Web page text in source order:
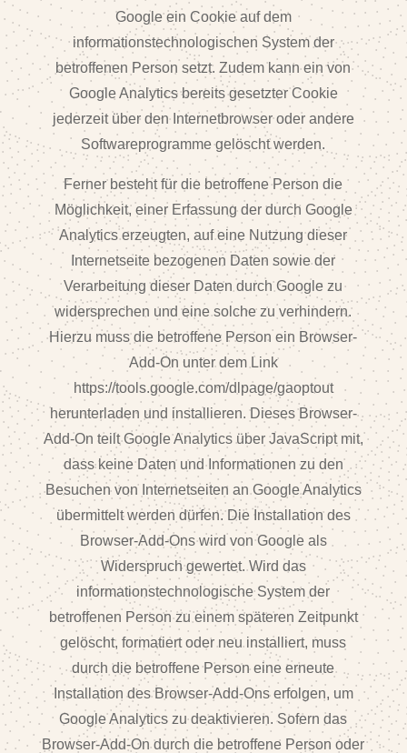
Google ein Cookie auf dem
informationstechnologischen System der
betroffenen Person setzt. Zudem kann ein von
Google Analytics bereits gesetzter Cookie
jederzeit über den Internetbrowser oder andere
Softwareprogramme gelöscht werden.
Ferner besteht für die betroffene Person die
Möglichkeit, einer Erfassung der durch Google
Analytics erzeugten, auf eine Nutzung dieser
Internetseite bezogenen Daten sowie der
Verarbeitung dieser Daten durch Google zu
widersprechen und eine solche zu verhindern.
Hierzu muss die betroffene Person ein Browser-
Add-On unter dem Link
https://tools.google.com/dlpage/gaoptout
herunterladen und installieren. Dieses Browser-
Add-On teilt Google Analytics über JavaScript mit,
dass keine Daten und Informationen zu den
Besuchen von Internetseiten an Google Analytics
übermittelt werden dürfen. Die Installation des
Browser-Add-Ons wird von Google als
Widerspruch gewertet. Wird das
informationstechnologische System der
betroffenen Person zu einem späteren Zeitpunkt
gelöscht, formatiert oder neu installiert, muss
durch die betroffene Person eine erneute
Installation des Browser-Add-Ons erfolgen, um
Google Analytics zu deaktivieren. Sofern das
Browser-Add-On durch die betroffene Person oder